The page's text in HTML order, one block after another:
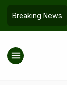
Breaking News
Hampir Rp1
menu